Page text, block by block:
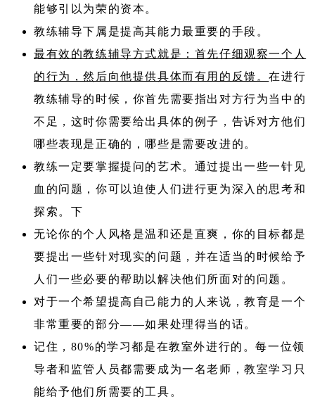
能够引以为荣的资本。
教练辅导下属是提高其能力最重要的手段。
最有效的教练辅导方式就是：首先仔细观察一个人
的行为，然后向他提供具体而有用的反馈。在进行
教练辅导的时候，你首先需要指出对方行为当中的
不足，这时你需要给出具体的例子，告诉对方他们
哪些表现是正确的，哪些是需要改进的。
教练一定要掌握提问的艺术。通过提出一些一针见
血的问题，你可以迫使人们进行更为深入的思考和
探索。下
无论你的个人风格是温和还是直爽，你的目标都是
要提出一些针对现实的问题，并在适当的时候给予
人们一些必要的帮助以解决他们所面对的问题。
对于一个希望提高自己能力的人来说，教育是一个
非常重要的部分——如果处理得当的话。
记住，80%的学习都是在教室外进行的。每一位领
导者和监管人员都需要成为一名老师，教室学习只
能给予他们所需要的工具。